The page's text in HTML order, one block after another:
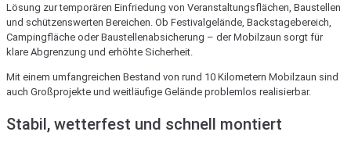
Lösung zur temporären Einfriedung von Veranstaltungsflächen, Baustellen
und schützenswerten Bereichen. Ob Festivalgelände, Backstagebereich,
Campingfläche oder Baustellenabsicherung – der Mobilzaun sorgt für
klare Abgrenzung und erhöhte Sicherheit.
Mit einem umfangreichen Bestand von rund 10 Kilometern Mobilzaun sind
auch Großprojekte und weitläufige Gelände problemlos realisierbar.
Stabil, wetterfest und schnell montiert